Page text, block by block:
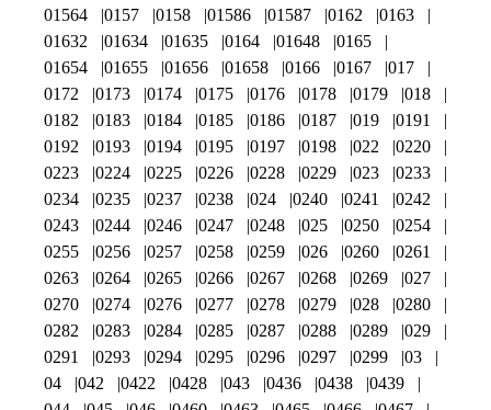
01564
0157 0158 01586 01587 0162
0163
01632
01634 01635 0164 01648
0165
01654
01655 01656 01658 0166 0167
017
0172
0173 0174 0175 0176 0178 0179
018
0182
0183 0184 0185 0186 0187 019
0191
0192
0193 0194 0195 0197 0198 022
0220
0223
0224 0225 0226 0228 0229 023
0233
0234
0235 0237 0238 024 0240 0241
0242
0243
0244 0246 0247 0248 025 0250
0254
0255
0256 0257 0258 0259 026 0260
0261
0263
0264 0265 0266 0267 0268 0269
027
0270
0274 0276 0277 0278 0279 028
0280
0282
0283 0284 0285 0287 0288 0289
029
0291
0293 0294 0295 0296 0297 0299
03
04
042 0422 0428 043 0436 0438
0439